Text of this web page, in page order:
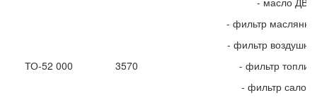
ТО-52 000 3570
- фильтр
- фильтр
- фильтр
- фильтр